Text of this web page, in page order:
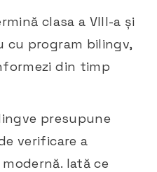
clasa a VIII-a și
cu program bilingv,
din timp
presupune
verificare a
Iată ce